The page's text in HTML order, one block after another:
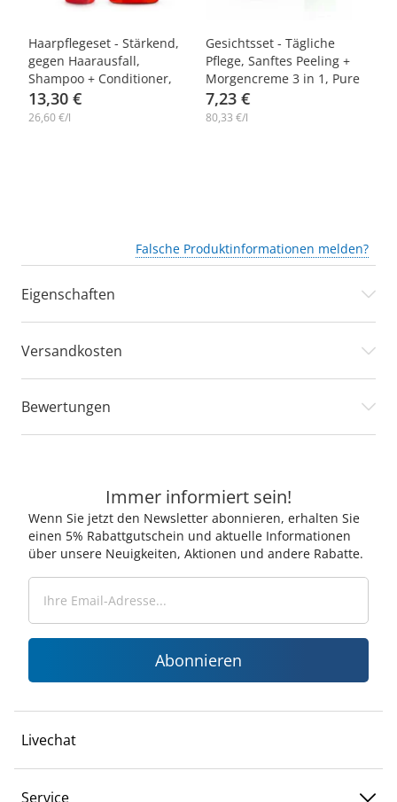
-10%
Haarpflegeset - Stärkend,
gegen Haarausfall,
Shampoo + Conditioner,
Farmona Radical
13,30 €
26,60 €/l
-10%
Gesichtsset - Tägliche
Pflege, Sanftes Peeling +
Morgencreme 3 in 1, Pure
Line
7,23 €
80,33 €/l
Falsche Produktinformationen melden?
Eigenschaften
Versandkosten
Bewertungen
Immer informiert sein!
Wenn Sie jetzt den Newsletter abonnieren, erhalten Sie
einen 5% Rabattgutschein und aktuelle Informationen
über unsere Neuigkeiten, Aktionen und andere Rabatte.
Abonnieren
Livechat
Service